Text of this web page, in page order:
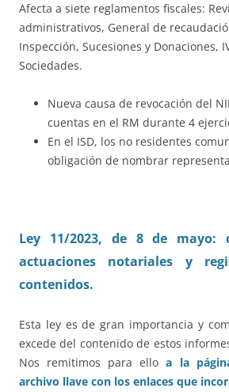
Afecta a siete reglamentos fiscales:
administrativos, General de
Inspección, Sucesiones y Donaciones,
Sociedades.
Nueva causa de revocación del
cuentas en el RM durante 4
En el ISD, los no residentes
obligación de nombrar
Ley 11/2023, de 8 de mayo:
actuaciones notariales y
contenidos.
Esta ley es de gran importancia y
excede del contenido de estos
Nos remitimos para elloa la
archivo llave con los enlaces que